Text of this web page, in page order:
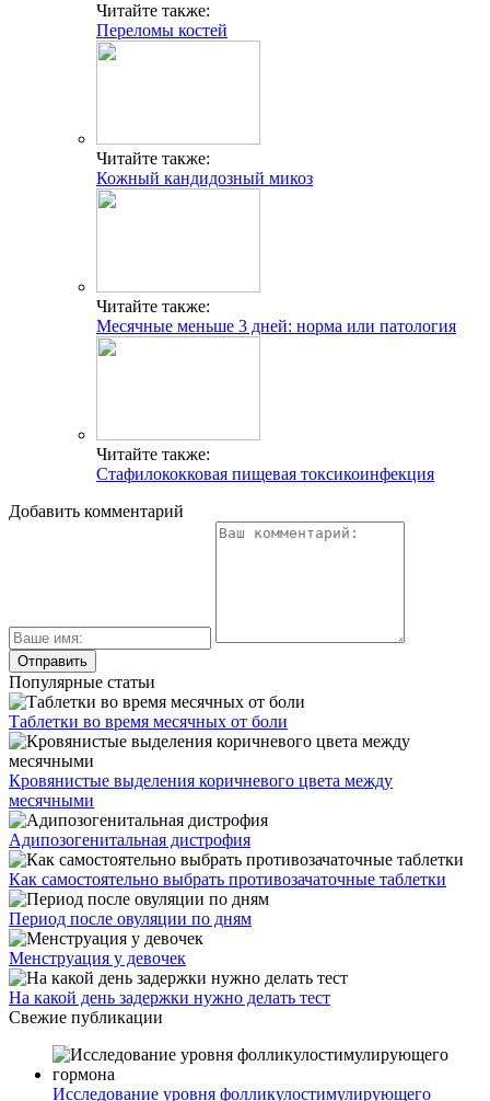
Читайте также:
Переломы костей
Читайте также:
Кожный кандидозный микоз
Читайте также:
Месячные меньше 3 дней: норма или патология
Читайте также:
Стафилококковая пищевая токсикоинфекция
Добавить комментарий
Популярные статьи
Таблетки во время месячных от боли
Кровянистые выделения коричневого цвета между
месячными
Адипозогенитальная дистрофия
Как самостоятельно выбрать противозачаточные таблетки
Период после овуляции по дням
Менструация у девочек
На какой день задержки нужно делать тест
Свежие публикации
Исследование уровня фолликулостимулирующего